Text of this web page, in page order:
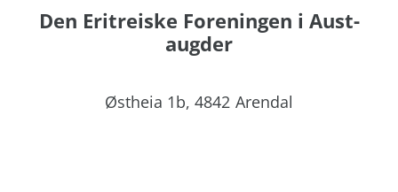
Den Eritreiske Foreningen i Aust-
augder
Østheia 1b, 4842 Arendal